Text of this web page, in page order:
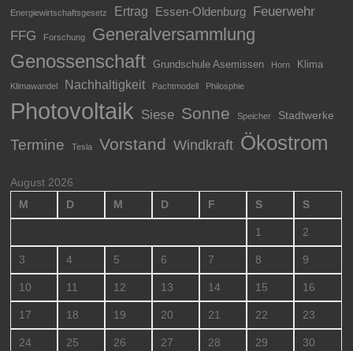
Energiewirtschaftsgesetz Ertrag Essen-Oldenburg
Feuerwehr
FFG
Forschung Generalversammlung
Genossenschaft Grundschule Asemissen Horn Klima
Klimawandel Nachhaltigkeit Pachtmodell Philosphie
Photovoltaik Siese Sonne Speicher Stadtwerke
Termine Tesla Vorstand Windkraft Ökostrom
August 2026
M
D M D F S S
1 2
3 4 5 6 7 8 9
10 11 12 13 14 15 16
17 18 19 20 21 22 23
24 25 26 27 28 29 30